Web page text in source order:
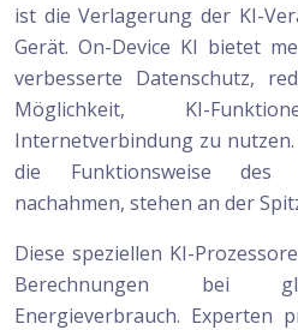
ist die Verlagerung der KI-
Gerät. On-Device KI bietet
verbesserte Datenschutz,
Möglichkeit, KI-
Internetverbindung zu
die Funktionsweise des
nachahmen, stehen an der
Diese speziellen KI-
Berechnungen bei
Energieverbrauch. Experten